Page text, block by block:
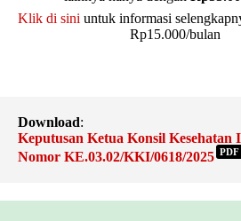
Klik di sini untuk informasi
Rp15.000/bulan
Download:
Keputusan Ketua Konsil Kesehatan
Nomor KE.03.02/KKI/0618/2025 PDF